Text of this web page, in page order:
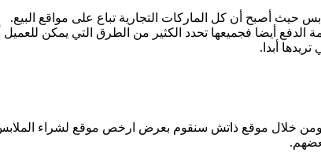
حيث أصبح أن كل الماركات التجارية تباع على مواقع البيع.
أيضا فجميعها تحدد الكثير من الطرق التي يمكن للعميل
أبدا.
ومن خلال موقع ذاتش سنقوم بعرض ارخص موقع لشراء